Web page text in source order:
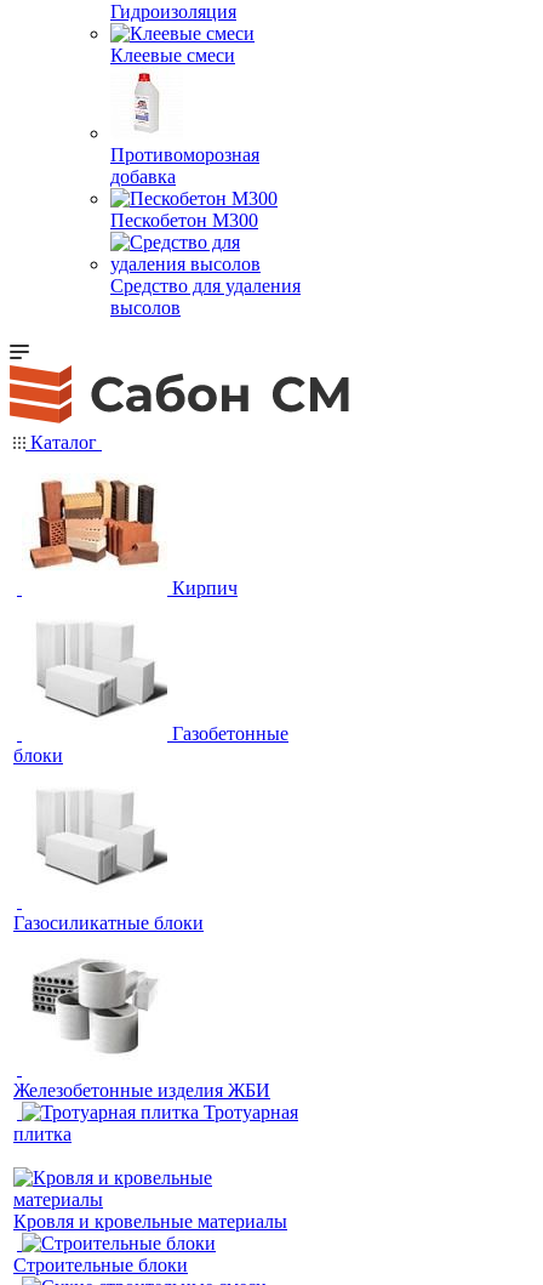
Гидроизоляция
Клеевые смеси
Противоморозная
добавка
Пескобетон М300
Средство для удаления
высолов
Каталог
Кирпич
Газобетонные
блоки
Газосиликатные блоки
Железобетонные изделия ЖБИ
Тротуарная
плитка
Кровля и кровельные материалы
Строительные блоки